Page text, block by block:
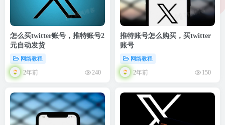
怎么买twitter账号，推特账号2
元自动发货
网络教程
2年前 240
推特账号怎么购买，买twitter
账号
网络教程
2年前 150